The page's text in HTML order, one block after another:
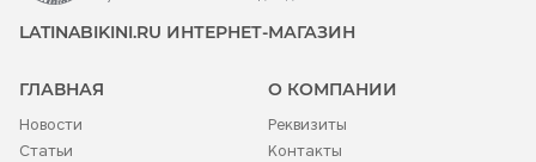
LATINABIKINI.RU ИНТЕРНЕТ-МАГАЗИН
ГЛАВНАЯ
Новости
Статьи
О КОМПАНИИ
Реквизиты
Контакты